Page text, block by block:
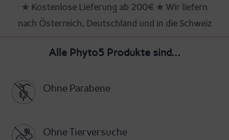
★ Kostenlose Lieferung ab 200€ ★ Wir liefern
nach Österreich, Deutschland und in die Schweiz
Alle Phyto5 Produkte sind...
Ohne Parabene
Ohne Tierversuche